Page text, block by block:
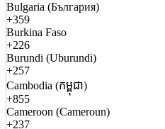
Bulgaria (България)
+359
Burkina Faso
+226
Burundi (Uburundi)
+257
Cambodia (កម្ពុជា)
+855
Cameroon (Cameroun)
+237